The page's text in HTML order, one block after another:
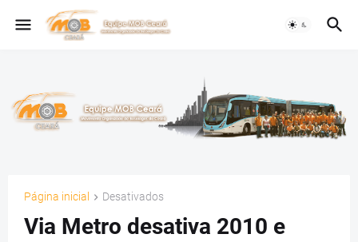
Página inicial Desativados
Via Metro desativa 2010 e